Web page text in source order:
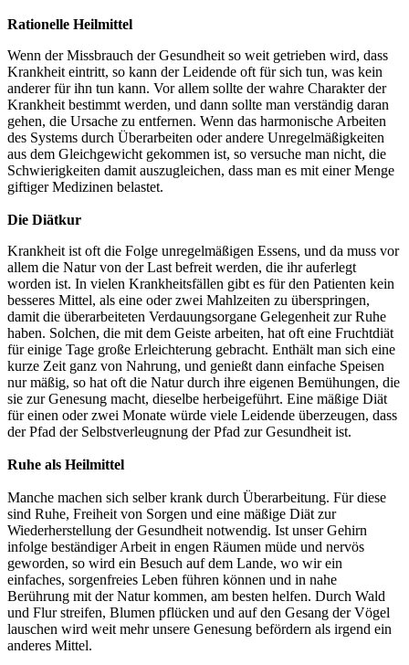
Rationelle Heilmittel
Wenn der Missbrauch der Gesundheit so weit getrieben wird, dass
Krankheit eintritt, so kann der Leidende oft für sich tun, was kein
anderer für ihn tun kann. Vor allem sollte der wahre Charakter der
Krankheit bestimmt werden, und dann sollte man verständig daran
gehen, die Ursache zu entfernen. Wenn das harmonische Arbeiten
des Systems durch Überarbeiten oder andere Unregelmäßigkeiten
aus dem Gleichgewicht gekommen ist, so versuche man nicht, die
Schwierigkeiten damit auszugleichen, dass man es mit einer Menge
giftiger Medizinen belastet.
Die Diätkur
Krankheit ist oft die Folge unregelmäßigen Essens, und da muss vor
allem die Natur von der Last befreit werden, die ihr auferlegt
worden ist. In vielen Krankheitsfällen gibt es für den Patienten kein
besseres Mittel, als eine oder zwei Mahlzeiten zu überspringen,
damit die überarbeiteten Verdauungsorgane Gelegenheit zur Ruhe
haben. Solchen, die mit dem Geiste arbeiten, hat oft eine Fruchtdiät
für einige Tage große Erleichterung gebracht. Enthält man sich eine
kurze Zeit ganz von Nahrung, und genießt dann einfache Speisen
nur mäßig, so hat oft die Natur durch ihre eigenen Bemühungen, die
sie zur Genesung macht, dieselbe herbeigeführt. Eine mäßige Diät
für einen oder zwei Monate würde viele Leidende überzeugen, dass
der Pfad der Selbstverleugnung der Pfad zur Gesundheit ist.
Ruhe als Heilmittel
Manche machen sich selber krank durch Überarbeitung. Für diese
sind Ruhe, Freiheit von Sorgen und eine mäßige Diät zur
Wiederherstellung der Gesundheit notwendig. Ist unser Gehirn
infolge beständiger Arbeit in engen Räumen müde und nervös
geworden, so wird ein Besuch auf dem Lande, wo wir ein
einfaches, sorgenfreies Leben führen können und in nahe
Berührung mit der Natur kommen, am besten helfen. Durch Wald
und Flur streifen, Blumen pflücken und auf den Gesang der Vögel
lauschen wird weit mehr unsere Genesung befördern als irgend ein
anderes Mittel.